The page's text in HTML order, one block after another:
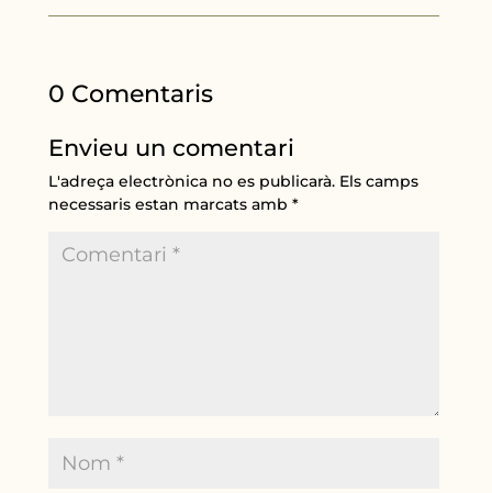
0 Comentaris
Envieu un comentari
L'adreça electrònica no es publicarà. Els camps
necessaris estan marcats amb*